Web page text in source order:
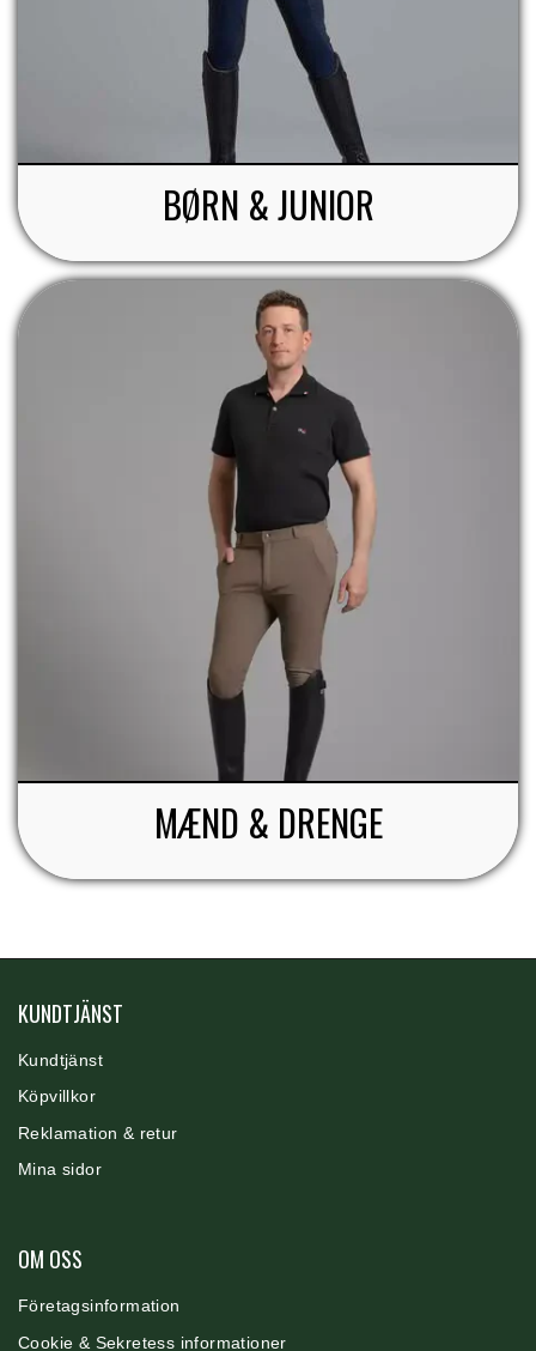
BØRN & JUNIOR
MÆND & DRENGE
KUNDTJÄNST
Kundtjänst
Köpvillkor
Reklamation & retur
Mina sidor
OM OSS
Företagsinformation
Cookie & Sekretess informationer